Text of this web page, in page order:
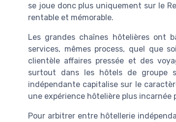
se joue donc plus uniquement sur le
rentable et mémorable.
Les grandes chaînes hôtelières ont
services, mêmes process, quel que
clientèle affaires pressée et des
surtout dans les hôtels de groupe
indépendante capitalise sur le
une expérience hôtelière plus
Pour arbitrer entre hôtellerie